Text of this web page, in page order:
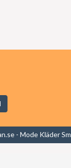
- Mode Kläder